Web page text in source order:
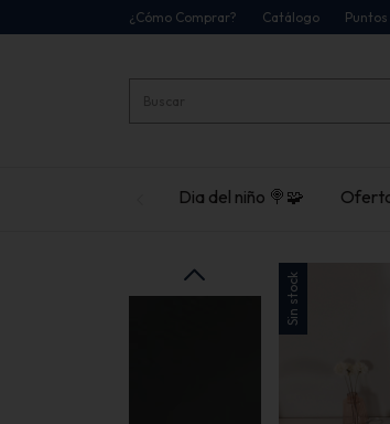
¿Cómo Comprar? Catálogo
Dia del niño 🍭🧩
Sin stock